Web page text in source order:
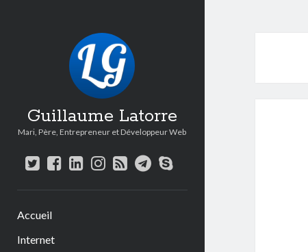
Guillaume Latorre
Mari, Père, Entrepreneur et Développeur Web
twitter
facebook
linkedin
instagram
rsstelegram
skype
Accueil
Internet